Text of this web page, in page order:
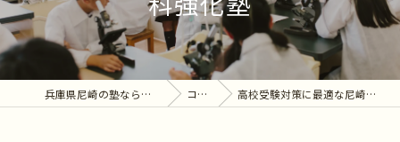
兵庫県尼崎の塾ならスクールKG コラム 高校受験対策に最適な尼崎の理科強化塾